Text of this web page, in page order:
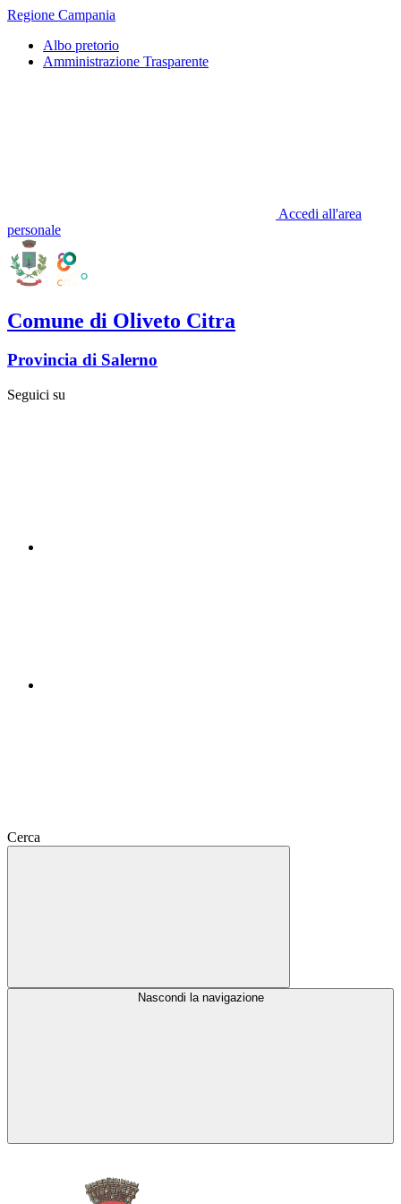
Regione Campania
Albo pretorio
Amministrazione Trasparente
Accedi all'area
personale
Comune di Oliveto Citra
Provincia di Salerno
Seguici su
Cerca
Nascondi la navigazione